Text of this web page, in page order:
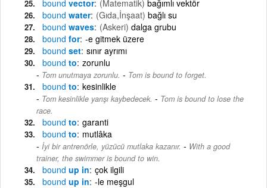
bound vector (Matematik) bağımlı vektör
bound water (Gıda,İnşaat) bağlı su
bound waves (Askeri) dalga grubu
bound for -e gitmek üzere
bound set sınır ayrımı
bound to zorunlu
Tom unutmaya zorunlu. - Tom is bound to forget.
bound to kesinlikle
Tom kesinlikle yarışı kaybedecek. - Tom is bound to lose the
race.
bound to garanti
bound to mutlâka
İyi bir antrenörle, yüzücü mutlaka kazanır. - With a good
trainer, the swimmer is bound to win.
bound up in çok ilgili
bound up in -le meşgul